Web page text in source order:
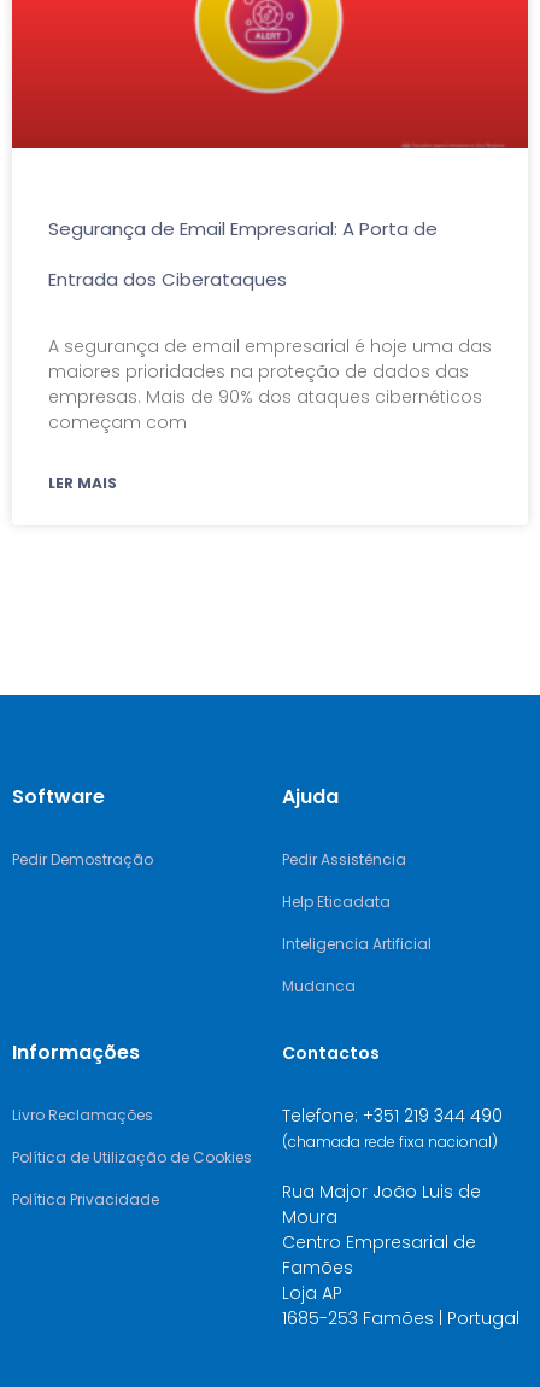
Segurança de Email Empresarial: A Porta de
Entrada dos Ciberataques
A segurança de email empresarial é hoje uma das
maiores prioridades na proteção de dados das
empresas. Mais de 90% dos ataques cibernéticos
começam com
LER MAIS
Software
Pedir Demostração
Ajuda
Pedir Assistência
Help Eticadata
Inteligencia Artificial
Mudanca
Informações
Livro Reclamações
Política de Utilização de Cookies
Política Privacidade
Contactos
Telefone: +351 219 344 490
(chamada rede fixa nacional)
Rua Major João Luis de
Moura
Centro Empresarial de
Famões
Loja AP
1685-253 Famões | Portugal